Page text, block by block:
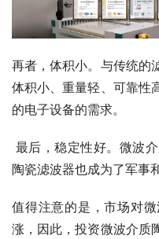
再者，体积小。与传统的
体积小、重量轻、可靠性
的电子设备的需求。
陶瓷滤波器也成为了军事
值得注意的是，市场对
涨，因此，投资微波介质